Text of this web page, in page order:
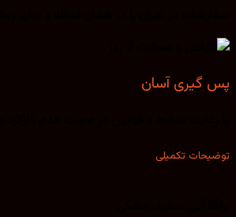
پس گیری آسان
توضیحات تکمیلی